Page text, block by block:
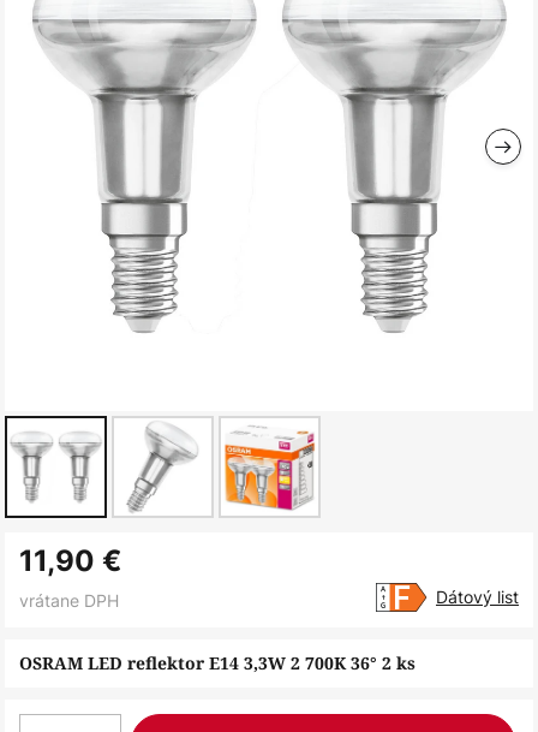
obrázkov
na
začiatok
obrázkov
OSRAM LED reflektor E14 3,3W 2 700K 36° 2 ks
11,90 €
vrátane DPH Dátový list